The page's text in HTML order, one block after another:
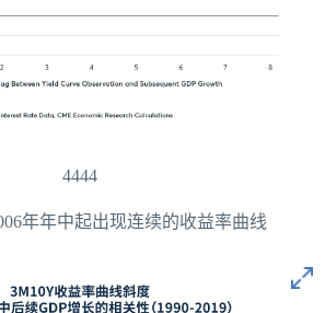
4444
年年中起出现连续的收益率曲线